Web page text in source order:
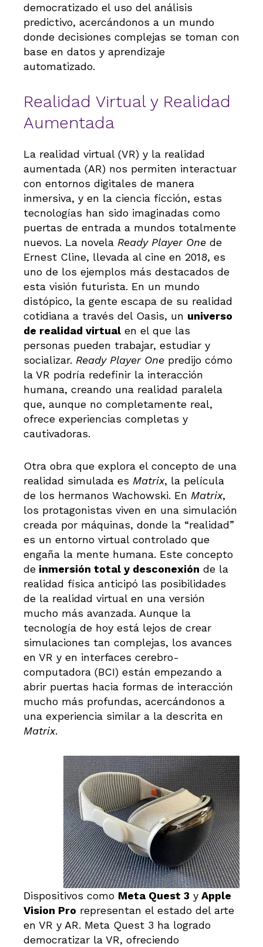
democratizado el uso del análisis
predictivo, acercándonos a un mundo
donde decisiones complejas se toman con
base en datos y aprendizaje
automatizado.
Realidad Virtual y Realidad
Aumentada
La realidad virtual (VR) y la realidad
aumentada (AR) nos permiten interactuar
con entornos digitales de manera
inmersiva, y en la ciencia ficción, estas
tecnologías han sido imaginadas como
puertas de entrada a mundos totalmente
nuevos. La novela Ready Player One de
Ernest Cline, llevada al cine en 2018, es
uno de los ejemplos más destacados de
esta visión futurista. En un mundo
distópico, la gente escapa de su realidad
cotidiana a través del Oasis, un universo
de realidad virtual en el que las
personas pueden trabajar, estudiar y
socializar. Ready Player One predijo cómo
la VR podría redefinir la interacción
humana, creando una realidad paralela
que, aunque no completamente real,
ofrece experiencias completas y
cautivadoras.
Otra obra que explora el concepto de una
realidad simulada es Matrix, la película
de los hermanos Wachowski. En Matrix,
los protagonistas viven en una simulación
creada por máquinas, donde la “realidad”
es un entorno virtual controlado que
engaña la mente humana. Este concepto
de inmersión total y desconexión de la
realidad física anticipó las posibilidades
de la realidad virtual en una versión
mucho más avanzada. Aunque la
tecnología de hoy está lejos de crear
simulaciones tan complejas, los avances
en VR y en interfaces cerebro-
computadora (BCI) están empezando a
abrir puertas hacia formas de interacción
mucho más profundas, acercándonos a
una experiencia similar a la descrita en
Matrix.
Dispositivos como Meta Quest 3 y Apple
Vision Pro representan el estado del arte
en VR y AR. Meta Quest 3 ha logrado
democratizar la VR, ofreciendo